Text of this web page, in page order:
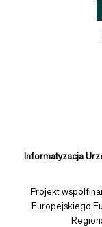
Informatyzacja
Projekt
Europejskiego